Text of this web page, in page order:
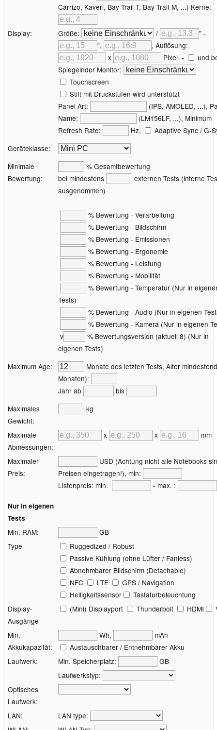
Carrizo, Kaveri, Bay Trail-T, Bay Trail-M, ...) Kerne:
Display: Größe: /
" -
",
, Auflösung:
x
Pixel -
und
Spiegelnder Monitor:
Touchscreen
Stift mit Druckstufen wird unterstützt
Panel Art:
(IPS, AMOLED, ...),
Name:
(LM156LF, ...), Minimum
Refresh Rate:
Hz,
Adaptive Sync / G-
Geräteklasse:
Minimale
Bewertung:
% Gesamtbewertung
bei mindestens
externen Tests (interne
ausgenommen)
% Bewertung - Verarbeitung
% Bewertung - Bildschirm
% Bewertung - Emissionen
% Bewertung - Ergonomie
% Bewertung - Leistung
% Bewertung - Mobilität
% Bewertung - Temperatur (Nur in
Tests)
% Bewertung - Audio (Nur in eigenen
% Bewertung - Kamera (Nur in eigenen
v
% Bewertungsversion (aktuell 8) (Nur in
eigenen Tests)
Maximum Age:
Monate des letzten Tests, Alter
Monaten):
Jahr ab
bis
Maximales
Gewicht:
kg
Maximale
Abmessungen:
x x mm
Maximaler
Preis:
USD (Achtung nicht alle Notebooks
Preisen eingetragen!), min:
Listenpreis: min.
- max. :
Nur in eigenen
Tests
Min. RAM:
GB
Type
Ruggedized / Robust
Passive Kühlung (ohne Lüfter / Fanless)
Abnehmbarer Bildschirm (Detachable)
NFC
LTE
GPS / Navigation
Helligkeitssensor
Tastaturbeleuchtung
Display-
Ausgänge
(Mini) Displayport Thunderbolt HDMI
Min.
Akkukapazität:
Wh,
mAh
Austauschbarer / Entnehmbarer Akku
Laufwerk:
Min. Speicherplatz:
GB
Laufwerkstyp:
Optisches
Laufwerk:
LAN:
LAN type: